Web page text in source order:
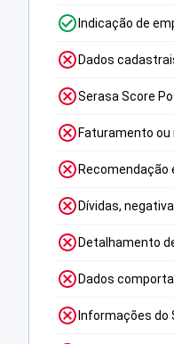
Indicação de
Dados
Serasa Score
Faturamento
Recomendação
Dívidas,
Detalhamento
Dados
Informações do